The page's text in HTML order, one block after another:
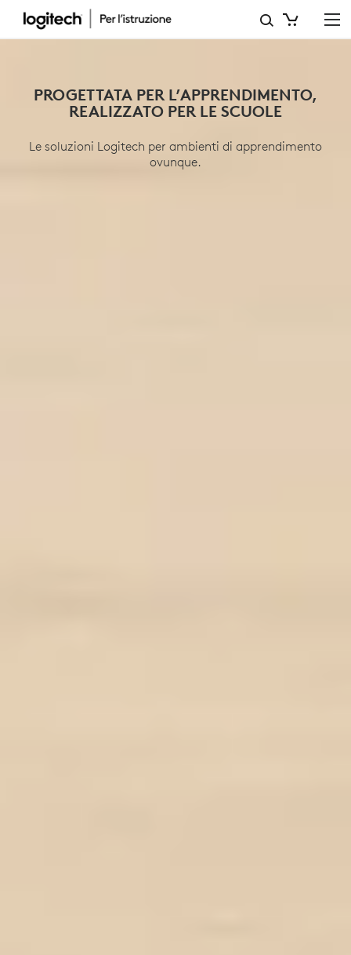
EDUCATION
PROGETTATA PER L’APPRENDIMENTO,
REALIZZATO PER LE SCUOLE
Le soluzioni Logitech per ambienti di apprendimento
ovunque.